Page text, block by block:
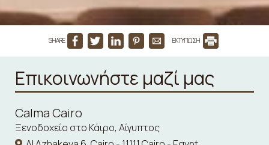
SHARE ΕΚΤΥΠΩΣΗ
Επικοινωνήστε μαζί μας
Calma Cairo
Ξενοδοχείο στο Κάιρο, Αίγυπτος